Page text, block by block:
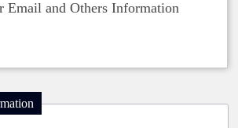
Email and Others Information